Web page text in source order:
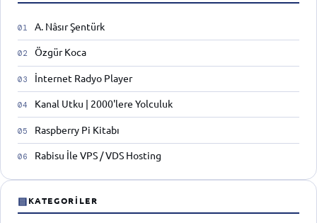
A. Nâsır Şentürk
Özgür Koca
İnternet Radyo Player
Kanal Utku | 2000'lere Yolculuk
Raspberry Pi Kitabı
Rabisu İle VPS / VDS Hosting
▤KATEGORILER